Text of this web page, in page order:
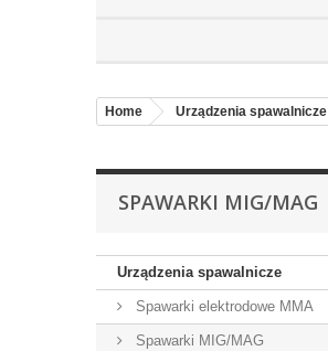
Home Urządzenia spawalnicze
SPAWARKI MIG/MAG
Urządzenia spawalnicze
Spawarki elektrodowe MMA
Spawarki MIG/MAG